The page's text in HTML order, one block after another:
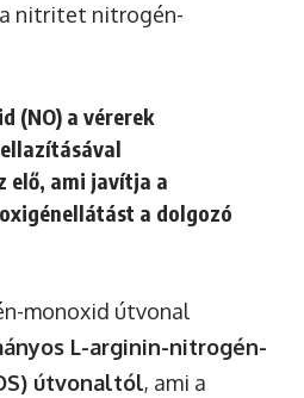
nitritet nitrogén-
(NO) a vérerek
elő, ami javítja a
a dolgozó
monoxid útvonal
L-arginin-nitrogén-
útvonaltól, ami a